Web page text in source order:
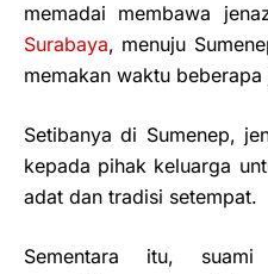
memadai membawa
Surabaya, menuju
memakan waktu beberapa
Setibanya di Sumenep,
kepada pihak keluarga
adat dan tradisi setempat.
Sementara itu, suami